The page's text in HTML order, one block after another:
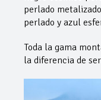
perlado
perlado y azul
Toda la gama
la diferencia de